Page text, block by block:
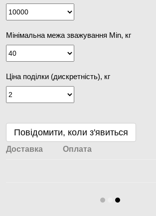
Мінімальна межа зважування Min, кг
Ціна поділки (дискретність), кг
Повідомити, коли з'явиться
Доставка Оплата